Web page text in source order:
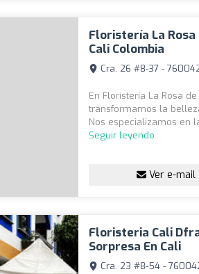
Floristería La Rosa
Cali Colombia
Cra. 26 #8-37 -
En Floristería La Rosa
transformamos la
Nos especializamos en
Seguir leyendo
Ver e-mail
Floristeria Cali
Sorpresa En Cali
Cra. 23 #8-54 -